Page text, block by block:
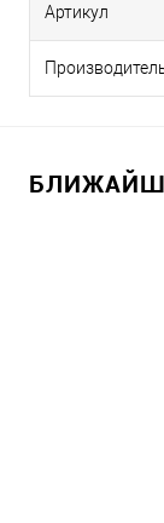
Артикул